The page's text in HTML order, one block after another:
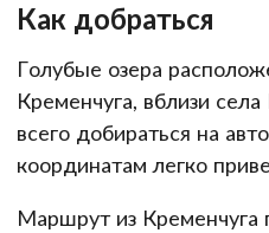
Как добраться
Голубые озера
Кременчуга, вблизи
всего добираться на
координатам легко
Маршрут из Кременчуга